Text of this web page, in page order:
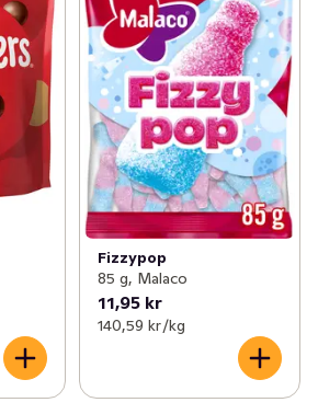
Fizzypop
85 g, Malaco
11,95 kr
140,59 kr /kg